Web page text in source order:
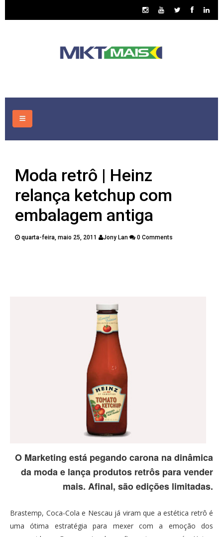
CONSULTORIA
ASSUNTOS
PUBLICAÇÕES
Moda retrô | Heinz
relança ketchup com
embalagem antiga
quarta-feira, maio 25, 2011 Jony Lan 0 Comments
O Marketing está pegando carona na dinâmica
da moda e lança produtos retrôs para vender
mais. Afinal, são edições limitadas.
Brastemp, Coca-Cola e Nescau já viram que a estética retrô é
uma ótima estratégia para mexer com a emoção dos